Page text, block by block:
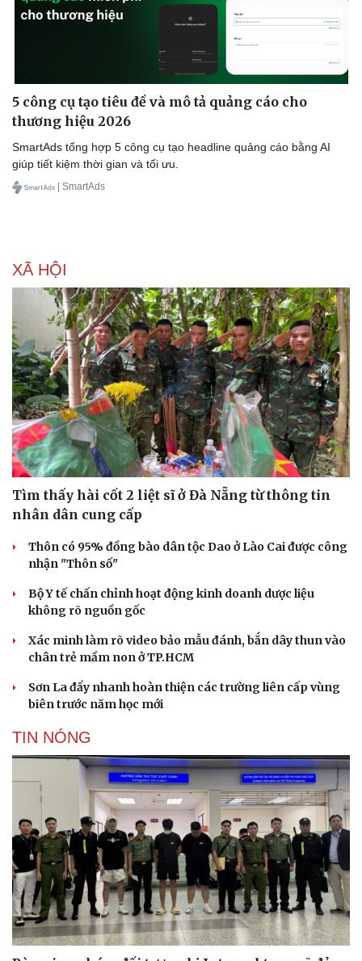
Văn hóa
Văn học
Âm nhạc
Thời trang
5 công cụ tạo tiêu đề và mô tả quảng cáo cho
thương hiệu 2026
SmartAds tổng hợp 5 công cụ tạo headline quảng cáo bằng AI
giúp tiết kiệm thời gian và tối ưu.
| SmartAds
XÃ HỘI
Tìm thấy hài cốt 2 liệt sĩ ở Đà Nẵng từ thông tin
nhân dân cung cấp
Thôn có 95% đồng bào dân tộc Dao ở Lào Cai được công
nhận "Thôn số"
Bộ Y tế chấn chỉnh hoạt động kinh doanh dược liệu
không rõ nguồn gốc
Xác minh làm rõ video bảo mẫu đánh, bắn dây thun vào
chân trẻ mầm non ở TP.HCM
Sơn La đẩy nhanh hoàn thiện các trường liên cấp vùng
biên trước năm học mới
TIN NÓNG